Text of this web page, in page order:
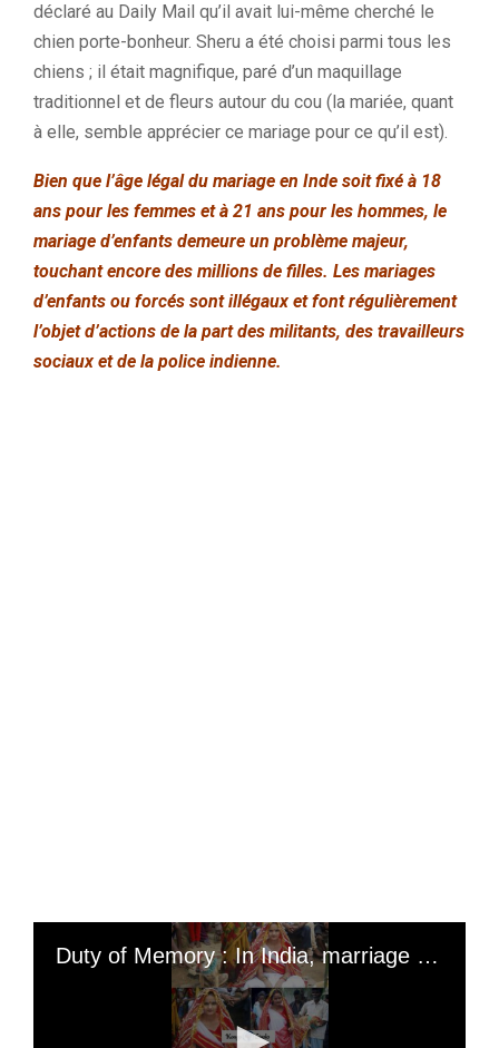
déclaré au Daily Mail qu’il avait lui-même cherché le
chien porte-bonheur. Sheru a été choisi parmi tous les
chiens ; il était magnifique, paré d’un maquillage
traditionnel et de fleurs autour du cou (la mariée, quant
à elle, semble apprécier ce mariage pour ce qu’il est).
Bien que l’âge légal du mariage en Inde soit fixé à 18
ans pour les femmes et à 21 ans pour les hommes, le
mariage d’enfants demeure un problème majeur,
touchant encore des millions de filles. Les mariages
d’enfants ou forcés sont illégaux et font régulièrement
l’objet d’actions de la part des militants, des travailleurs
sociaux et de la police indienne.
Duty of Memory : In India, marriage to animals is a rare but existing ritual practice linked to local superstitious beliefs. (This was the case of 18-year-old Mangli Munda, who married a stray dog ​​in 2014 in the state of Jharkhand. According to the guru who married her to a dog to ward off bad luck, this young woman was bewitched. Without this union, he said, her family and the village community would be threatened with destruction); « One day, I will marry a man. All girls dream of meeting their Prince Charming. (I'm waiting for mine) », said the beautiful young woman, who already dreams of other men, « Real men »